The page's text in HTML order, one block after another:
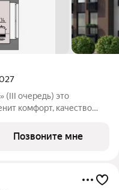
очередь) это
комфорт, качество
Позвоните мне